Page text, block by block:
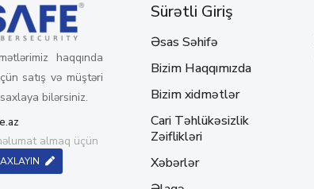
haqqında
satış və müştəri
bilərsiniz.
almaq üçün
Sürətli Giriş
Əsas Səhifə
Bizim Haqqımızda
Bizim xidmətlər
Cari Təhlükəsizlik
Zəiflikləri
Xəbərlər